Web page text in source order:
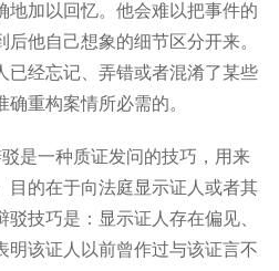
地加以回忆。他会难以把事件的
他自己想象的细节区分开来。
已经忘记、弄错或者混淆了某些
重构案情所必需的。
驳是一种质证发问的技巧，用来
目的在于向法庭显示证人或者其
技巧是：显示证人存在偏见、
明该证人以前曾作过与该证言不